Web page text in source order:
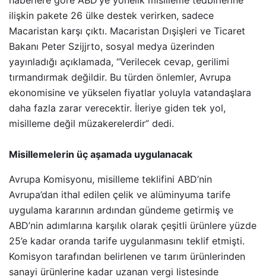
ilişkin pakete 26 ülke destek verirken, sadece
Macaristan karşı çıktı. Macaristan Dışişleri ve Ticaret
Bakanı Peter Szijjrto, sosyal medya üzerinden
yayınladığı açıklamada, “Verilecek cevap, gerilimi
tırmandırmak değildir. Bu türden önlemler, Avrupa
ekonomisine ve yükselen fiyatlar yoluyla vatandaşlara
daha fazla zarar verecektir. İleriye giden tek yol,
misilleme değil müzakerelerdir” dedi.
Misillemelerin üç aşamada uygulanacak
Avrupa Komisyonu, misilleme teklifini ABD’nin
Avrupa’dan ithal edilen çelik ve alüminyuma tarife
uygulama kararının ardından gündeme getirmiş ve
ABD’nin adımlarına karşılık olarak çeşitli ürünlere yüzde
25’e kadar oranda tarife uygulanmasını teklif etmişti.
Komisyon tarafından belirlenen ve tarım ürünlerinden
sanayi ürünlerine kadar uzanan vergi listesinde